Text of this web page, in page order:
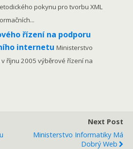
pokynu pro tvorbu XML
řízení na podporu
internetuMinisterstvo
říjnu 2005 výběrové řízení na
Next Post
Ministerstvo Informatiky Má
Dobrý Web